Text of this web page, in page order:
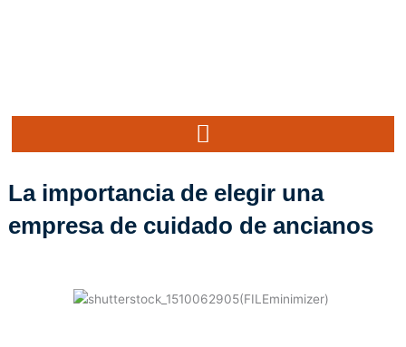
La importancia de elegir una
empresa de cuidado de ancianos